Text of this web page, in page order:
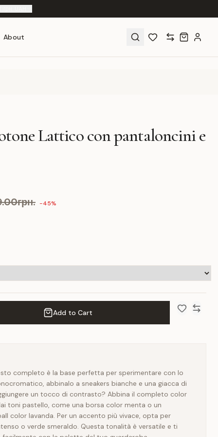
About
Lattico con pantaloncini e
-45%
Add to Cart
completo è la base perfetta per sperimentare con lo
abbinalo a sneakers bianche e una giacca di
un tocco di contrasto? Abbina il completo color
toni pastello, come una borsa color menta o un
color lavanda. Per un accento più vivace, opta per
o verde smeraldo. Questa tonalità è versatile e ti